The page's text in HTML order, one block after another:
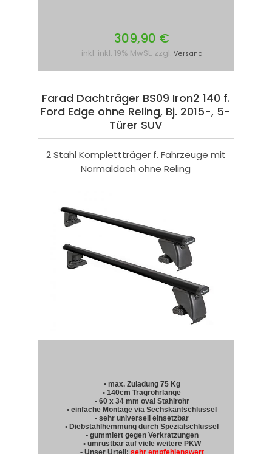
309,90 €
inkl. inkl. 19% MwSt. zzgl. Versand
Farad Dachträger BS09 Iron2 140 f.
Ford Edge ohne Reling, Bj. 2015-, 5-
Türer SUV
2 Stahl Komplettträger f. Fahrzeuge mit
Normaldach ohne Reling
• max. Zuladung 75 Kg
• 140cm Tragrohrlänge
• 60 x 34 mm oval Stahlrohr
• einfache Montage via Sechskantschlüssel
• sehr universell einsetzbar
• Diebstahlhemmung durch Spezialschlüssel
• gummiert gegen Verkratzungen
• umrüstbar auf viele weitere PKW
• Unser Urteil: sehr empfehlenswert